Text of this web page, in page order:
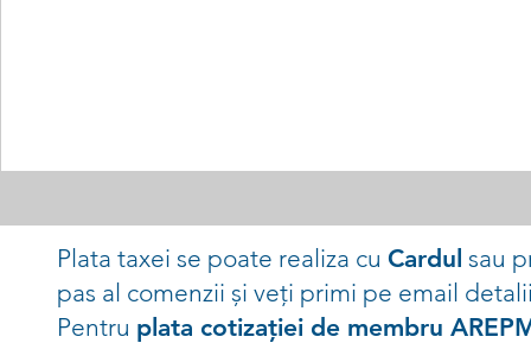
Plata taxei se poate realiza cu Cardul sau
pas al comenzii și veți primi pe email
Pentru plata cotizației de membru